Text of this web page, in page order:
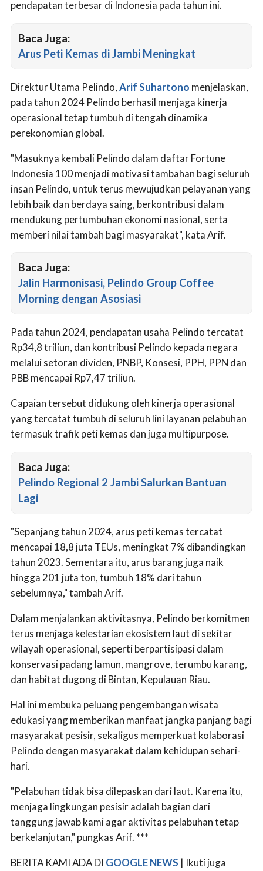
pendapatan terbesar di Indonesia pada tahun ini.
Baca Juga:
Arus Peti Kemas di Jambi Meningkat
Direktur Utama Pelindo,Arif Suhartono menjelaskan,
pada tahun 2024 Pelindo berhasil menjaga kinerja
operasional tetap tumbuh di tengah dinamika
perekonomian global.
"Masuknya kembali Pelindo dalam daftar Fortune
Indonesia 100 menjadi motivasi tambahan bagi seluruh
insan Pelindo, untuk terus mewujudkan pelayanan yang
lebih baik dan berdaya saing, berkontribusi dalam
mendukung pertumbuhan ekonomi nasional, serta
memberi nilai tambah bagi masyarakat", kata Arif.
Baca Juga:
Jalin Harmonisasi, Pelindo Group Coffee
Morning dengan Asosiasi
Pada tahun 2024, pendapatan usaha Pelindo tercatat
Rp34,8 triliun, dan kontribusi Pelindo kepada negara
melalui setoran dividen, PNBP, Konsesi, PPH, PPN dan
PBB mencapai Rp7,47 triliun.
Capaian tersebut didukung oleh kinerja operasional
yang tercatat tumbuh di seluruh lini layanan pelabuhan
termasuk trafik peti kemas dan juga multipurpose.
Baca Juga:
Pelindo Regional 2 Jambi Salurkan Bantuan
Lagi
"Sepanjang tahun 2024, arus peti kemas tercatat
mencapai 18,8 juta TEUs, meningkat 7% dibandingkan
tahun 2023. Sementara itu, arus barang juga naik
hingga 201 juta ton, tumbuh 18% dari tahun
sebelumnya," tambah Arif.
Dalam menjalankan aktivitasnya, Pelindo berkomitmen
terus menjaga kelestarian ekosistem laut di sekitar
wilayah operasional, seperti berpartisipasi dalam
konservasi padang lamun, mangrove, terumbu karang,
dan habitat dugong di Bintan, Kepulauan Riau.
Hal ini membuka peluang pengembangan wisata
edukasi yang memberikan manfaat jangka panjang bagi
masyarakat pesisir, sekaligus memperkuat kolaborasi
Pelindo dengan masyarakat dalam kehidupan sehari-
hari.
"Pelabuhan tidak bisa dilepaskan dari laut. Karena itu,
menjaga lingkungan pesisir adalah bagian dari
tanggung jawab kami agar aktivitas pelabuhan tetap
berkelanjutan," pungkas Arif. ***
BERITA KAMI ADA DI GOOGLE NEWS | Ikuti juga